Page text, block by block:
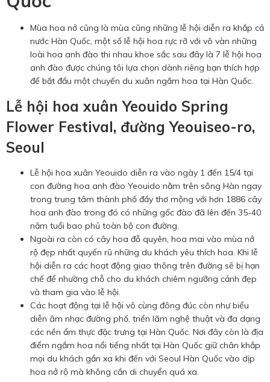
Mùa hoa nở cũng là mùa cũng những lễ hội diễn ra khắp cả
nước Hàn Quốc, một số lễ hội hoa rực rỡ với vô vàn những
loài hoa anh đào thi nhau khoe sắc sau đây là 7 lễ hội hoa
anh đào được chúng tôi lựa chọn dành riêng bạn thích hợp
để bắt đầu một chuyến du xuân ngắm hoa tại Hàn Quốc.
Lễ hội hoa xuân Yeouido Spring
Flower Festival, đường Yeouiseo-ro,
Seoul
Lễ hội hoa xuân Yeouido diễn ra vào ngày 1 đến 15/4 tại
con đường hoa anh đào Yeouido nằm trên sông Hàn ngay
trong trung tâm thành phố đầy thơ mộng với hơn 1886 cây
hoa anh đào trong đó có những gốc đào đã lên đến 35-40
năm tuổi bao phủ toàn bộ con đường.
Ngoài ra còn có cây hoa đỗ quyên, hoa mai vào mùa nở
rộ đẹp nhất quyến rũ những du khách yêu thích hoa. Khi lễ
hội diễn ra các hoạt động giao thông trên đường sẽ bị hạn
chế để nhường chỗ cho du khách chiêm ngưỡng cảnh đẹp
và tham gia vào lễ hội.
Các hoạt động tại lễ hội vô cùng đông đúc còn như biểu
diễn âm nhạc đường phố, triển lãm nghệ thuật và đa dạng
các nền ẩm thực đặc trưng tại Hàn Quốc. Nơi đây còn là địa
điểm ngắm hoa nổi tiếng nhất tại Hàn Quốc giữ chân khắp
mọi du khách gần xa khi đến với Seoul Hàn Quốc vào dịp
hoa nở rộ mà không cần di chuyển quá xa.